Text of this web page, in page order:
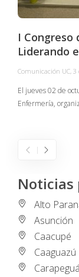
I Congreso
Liderando
Comunicación UC, 3
El jueves 02 de
Enfermería,
Noticias
Alto
Asunción
Caacupé
Caaguazú
Carapeguá